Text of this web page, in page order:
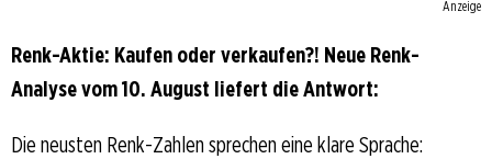
Anzeige
Renk-Aktie: Kaufen oder verkaufen?! Neue Renk-
Analyse vom 10. August liefert die Antwort:
Die neusten Renk-Zahlen sprechen eine klare Sprache: